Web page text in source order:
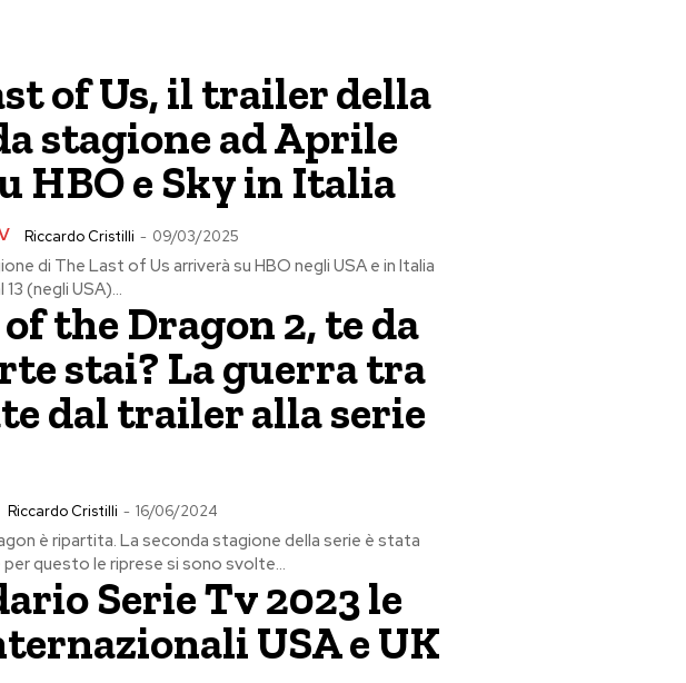
of Us, il trailer della
stagione ad Aprile
HBO e Sky in Italia
Riccardo Cristilli - 09/03/2025
di The Last of Us arriverà su HBO negli USA e in Italia
(negli USA)...
the Dragon 2, te da
stai? La guerra tra
dal trailer alla serie
Riccardo Cristilli - 16/06/2024
è ripartita. La seconda stagione della serie è stata
per questo le riprese si sono svolte...
Serie Tv 2023 le
USA e UK